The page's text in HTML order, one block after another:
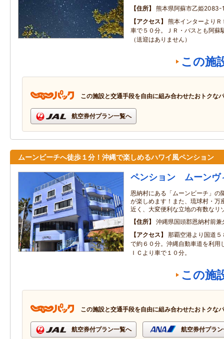
住所
熊本県阿蘇市乙姫2083-
アクセス
熊本インターより
車で５０分。ＪＲ・バスとも阿蘇
（送迎はありません）
この施
この施設と交通手段を自由に組み合わせたおトクな
航空券付プラン一覧へ
ムーンビーチへ徒歩１分！沖縄で楽しめるハワイ風ペンション
ペンション ムーンヴ
恩納村にある「ムーンビーチ」の
が楽しめます！また、琉球村・万
近く、大変便利な立地の有数なリ
住所
沖縄県国頭郡恩納村前
アクセス
那覇空港より国道
で約６０分。沖縄自動車道を利用
ＩＣより車で１０分。
この施
この施設と交通手段を自由に組み合わせたおトクな
航空券付プラン一覧へ 航空券付プラ